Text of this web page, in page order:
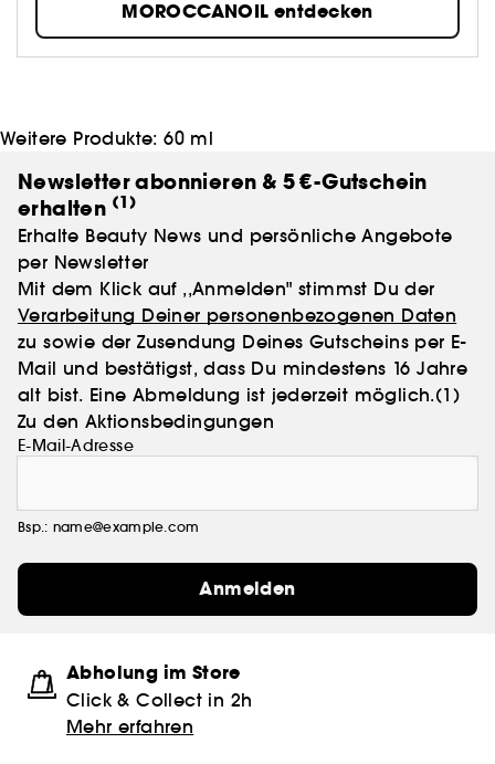
MOROCCANOIL entdecken
Weitere Produkte:60 ml
Newsletter abonnieren & 5 €-Gutschein
erhalten (1)
Erhalte Beauty News und persönliche Angebote
per Newsletter
Mit dem Klick auf ,,Anmelden" stimmst Du der
Verarbeitung Deiner personenbezogenen Daten
zu sowie der Zusendung Deines Gutscheins per E-
Mail und bestätigst, dass Du mindestens 16 Jahre
alt bist. Eine Abmeldung ist jederzeit möglich.(1)
Zu den Aktionsbedingungen
E-Mail-Adresse
Bsp.: name@example.com
Anmelden
Abholung im Store
Click & Collect in 2h
Mehr erfahren